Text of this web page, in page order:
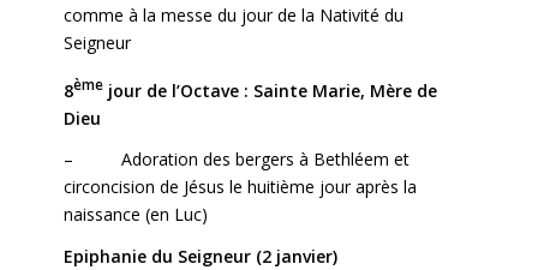
comme à la messe du jour de la Nativité du
Seigneur
8èmejour de l’Octave : Sainte Marie, Mère de
Dieu
– Adoration des bergers à Bethléem et
circoncision de Jésus le huitième jour après la
naissance (en Luc)
Epiphanie du Seigneur (2 janvier)